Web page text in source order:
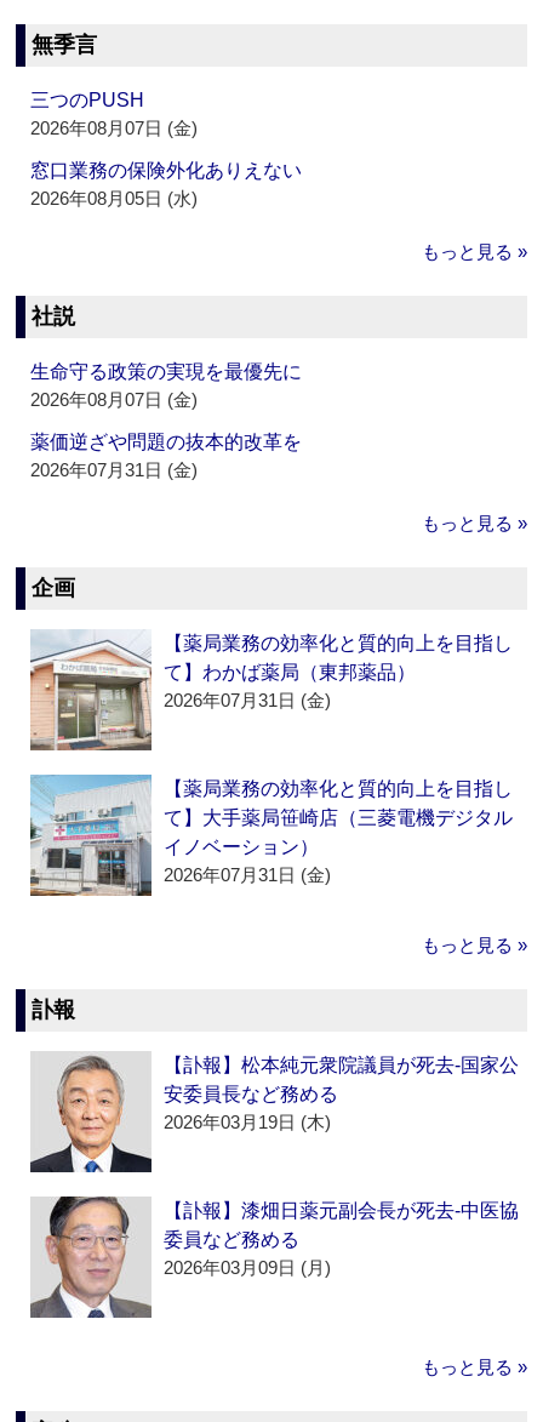
無季言
三つのPUSH
2026年08月07日 (金)
窓口業務の保険外化ありえない
2026年08月05日 (水)
もっと見る »
社説
生命守る政策の実現を最優先に
2026年08月07日 (金)
薬価逆ざや問題の抜本的改革を
2026年07月31日 (金)
もっと見る »
企画
【薬局業務の効率化と質的向上を目指し
て】わかば薬局（東邦薬品）
2026年07月31日 (金)
【薬局業務の効率化と質的向上を目指し
て】大手薬局笹崎店（三菱電機デジタル
イノベーション）
2026年07月31日 (金)
もっと見る »
訃報
【訃報】松本純元衆院議員が死去‐国家公
安委員長など務める
2026年03月19日 (木)
【訃報】漆畑日薬元副会長が死去‐中医協
委員など務める
2026年03月09日 (月)
もっと見る »